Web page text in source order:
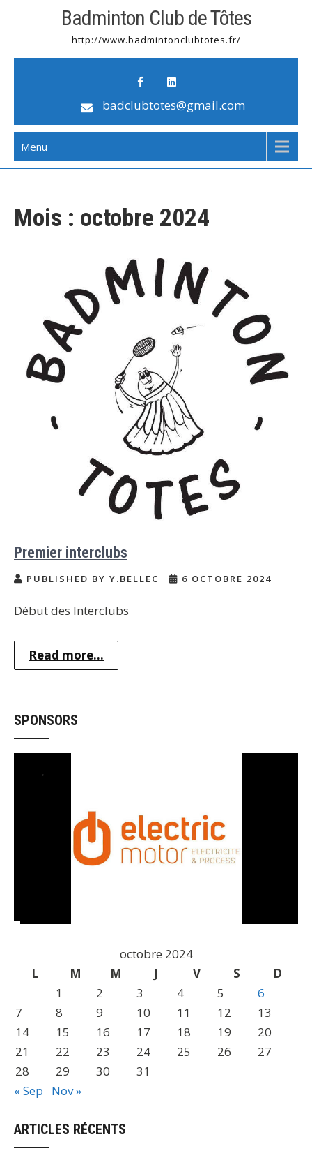
Badminton Club de Tôtes
http://www.badmintonclubtotes.fr/
badclubtotes@gmail.com
Menu
Mois : octobre 2024
Premier interclubs
PUBLISHED BY Y.BELLEC 6 OCTOBRE 2024
Début des Interclubs
Read more...
SPONSORS
octobre 2024
L
M M J V S
D
1
2 3 4 5
6
7
8 9 10 11 12
13
14
15 16 17 18 19
20
21
22 23 24 25 26
27
28
29 30
31
« Sep
Nov »
ARTICLES RÉCENTS